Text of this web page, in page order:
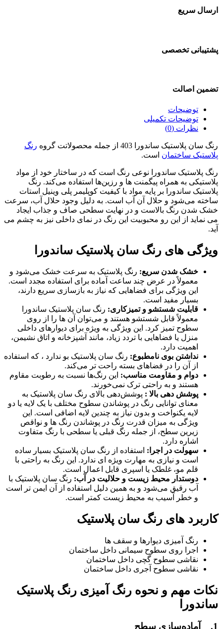
ارسال سریع
پشتیبانی تخصصی
تضمین اصالت
توضیحات
توضیحات تکمیلی
نظرات (0)
رنگ سان پلاستیک ساندورا 403 از جمله محصولاتت گروه
رنگ
پلاستیک ساختمان است.
رنگ پلاستیک ساندورا نوعی رنگ است که در ساختار خود از مواد
پلاستیکی به همراه پیگمنت‌ ها و رزین‌ها استفاده می‌کند. رنگ
پلاستیک ساندورا بر پایه مواد با کیفیت کوپلیمر پلی وینیل استات
ساخته می‌شود و حلال آن آب است. به دلیل وجود حلال آب، سرعت
خشک شدن رنگ بالاست و در نهایت سطحی صاف و جذاب ایجاد
می نماید از این رو محبوبیت این رنگ در نمای داخلی نیز به چشم می
آید.
ویژگی های رنگ سان پلاستیک ساندورا
خشک شدن سریع: رنگ پلاستیک به سرعت خشک می‌شود و
معمولاً در عرض چند ساعت آماده برای استفاده مجدد است.
این ویژگی برای فضاهایی که نیاز به بازسازی سریع دارند،
بسیار مفید است.
قابلیت شستشو و تمیزکاری: رنگ‌ سان پلاستیک ساندورا
معمولاً قابل شستشو هستند و می‌توان آن‌ ها را از روی
سطوح تمیز کرد. این ویژگی به‌ ویژه برای دیوارهای داخلی
منزل یا فضاهایی با تردد زیاد، مانند آشپزخانه و اتاق نشیمن،
اهمیت دارد.
نداشتن بوی نامطبوع: رنگ سان پلاستیک بو ندارد ، که استفاده
از آن را در فضاهای بسته راحت ‌تر می‌کند.
دوام و مقاومت مناسب: این رنگ‌ها نسبت به رطوبت مقاوم
هستند و به راحتی ترک نمی‌خورند.
پوشش‌ دهی بالا : پوشش‌دهی بالای رنگ سان پلاستیک به
معنای توانایی رنگ در پوشاندن سطوح مختلف با یک لایه یا دو
لایه یکنواخت و بدون نیاز به چندین لایه اضافی است. این
ویژگی به میزان قدرت رنگ در پوشاندن رنگ ‌ها و نواقص
زیرین سطح، از جمله رنگ قبلی یا سطحی با رنگ متفاوت
اشاره دارد.
سهولت در اجرا: استفاده از رنگ سان پلاستیک بسیار ساده
است و نیازی به مهارت ویژه‌ ای ندارد. این رنگ‌ به راحتی با
قلم ‌مو، غلطک یا اسپری قابل اعمال است.
دوستدار محیط زیست و حلالیت در آب: رنگ‌ سان پلاستیک با
آب رقیق می‌شود و به همین دلیل استفاده از آن‌ ایمن‌ تر است
و خطر آسیب به محیط زیست کمتر است.
کاربرد های رنگ سان پلاستیک
رنگ آمیزی دیوارها و سقف ‌ها
اجرا روی سطوح سیمانی داخل ساختمان
نقاشی سطوح گچی داخل ساختمان
نقاشی سطوح آجری داخل ساختمان
نکات مهم و نحوه رنگ آمیزی رنگ پلاستیک
ساندورا
1. آماده‌سازی سطح